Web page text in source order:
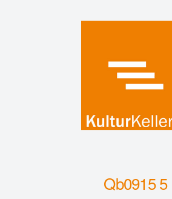
Qb0915 5